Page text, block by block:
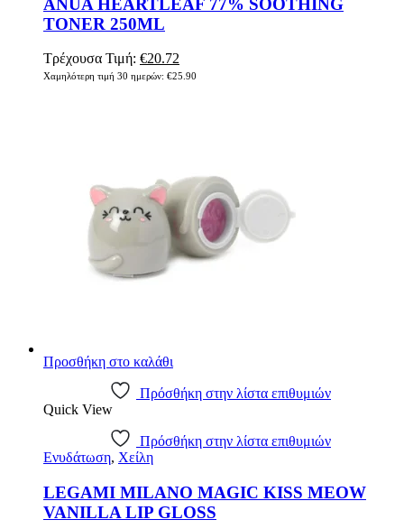
TONER 250ML
Τρέχουσα Τιμή: Original
price
€20.72
τρέχουσα
Χαμηλότερη τιμή 30 ημερών: €25.90
Προσθήκη στο καλάθι
Πρόσθήκη στην λίστα επιθυμιών
Quick View
Πρόσθήκη στην λίστα επιθυμιών
Ενυδάτωση, Χείλη
LEGAMI MILANO MAGIC KISS MEOW
VANILLA LIP GLOSS